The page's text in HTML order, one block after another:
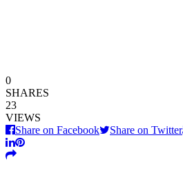
0
SHARES
23
VIEWS
Share on Facebook
Share on Twitter